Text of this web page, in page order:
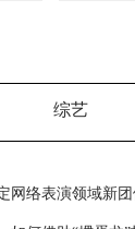
综艺
网络表演领域新团